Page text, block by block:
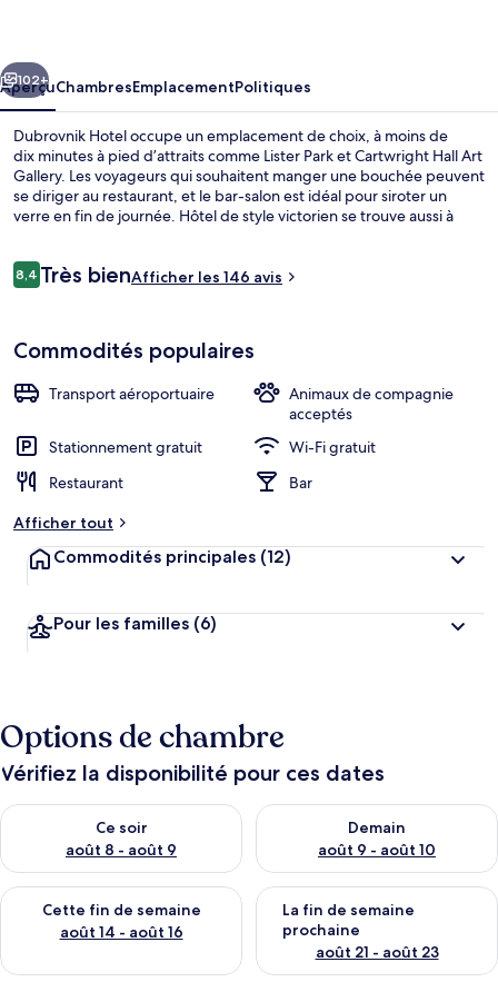
Suivant
102+
AperçuChambresEmplacementPolitiques
Dubrovnik Hotel occupe un emplacement de choix, à moins de
dix minutes à pied d’attraits comme Lister Park et Cartwright Hall Art
Gallery. Les voyageurs qui souhaitent manger une bouchée peuvent
se diriger au restaurant, et le bar-salon est idéal pour siroter un
verre en fin de journée. Hôtel de style victorien se trouve aussi à
voyageurs apprécient l’état général de l’hébergement.
Avis
8,48,4 sur 10 –
Très bienAfficher les 146 avis
Commodités populaires
Transport aéroportuaire
Animaux de compagnie
acceptés
Stationnement gratuit
Wi-Fi gratuit
Restaurant
Bar
Afficher tout
Commodités principales (12)
Pour les familles (6)
Options de chambre
Vérifiez la disponibilité pour ces dates
Ce soir
août 8 - août 9
Vérifier la disponibilité pour ce soir août 8 - août 9
Demain
août 9 - août 10
Vérifier la disponibilité pour
Cette fin de semaine
août 14 - août 16
Vérifier la disponibilité pour cette fin de semaine août 14 -
La fin de semaine
prochaine
août 21 - août 23
Vérifier la disponibilité pour